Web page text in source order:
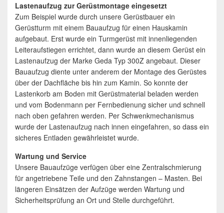
Lastenaufzug zur Gerüstmontage eingesetzt
Zum Beispiel wurde durch unsere Gerüstbauer ein
Gerüstturm mit einem Bauaufzug für einen Hauskamin
aufgebaut. Erst wurde ein Turmgerüst mit innenliegenden
Leiteraufstiegen errichtet, dann wurde an diesem Gerüst ein
Lastenaufzug der Marke Geda Typ 300Z angebaut. Dieser
Bauaufzug diente unter anderem der Montage des Gerüstes
über der Dachfläche bis hin zum Kamin. So konnte der
Lastenkorb am Boden mit Gerüstmaterial beladen werden
und vom Bodenmann per Fernbedienung sicher und schnell
nach oben gefahren werden. Per Schwenkmechanismus
wurde der Lastenaufzug nach innen eingefahren, so dass ein
sicheres Entladen gewährleistet wurde.
Wartung und Service
Unsere Bauaufzüge verfügen über eine Zentralschmierung
für angetriebene Teile und den Zahnstangen – Masten. Bei
längeren Einsätzen der Aufzüge werden Wartung und
Sicherheitsprüfung an Ort und Stelle durchgeführt.